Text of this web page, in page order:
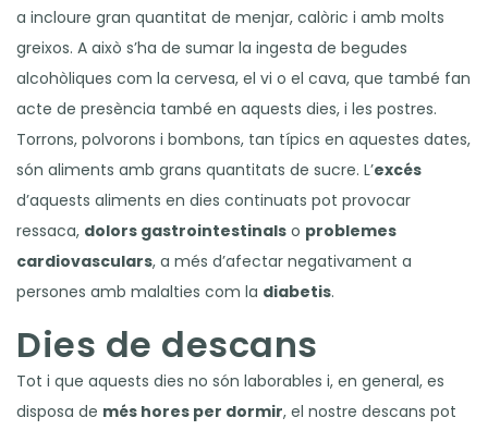
a incloure gran quantitat de menjar, calòric i amb molts
greixos. A això s’ha de sumar la ingesta de begudes
alcohòliques com la cervesa, el vi o el cava, que també fan
acte de presència també en aquests dies, i les postres.
Torrons, polvorons i bombons, tan típics en aquestes dates,
són aliments amb grans quantitats de sucre. L’excés
d’aquests aliments en dies continuats pot provocar
ressaca, dolors gastrointestinals o problemes
cardiovasculars, a més d’afectar negativament a
persones amb malalties com la diabetis.
Dies de descans
Tot i que aquests dies no són laborables i, en general, es
disposa de més hores per dormir, el nostre descans pot